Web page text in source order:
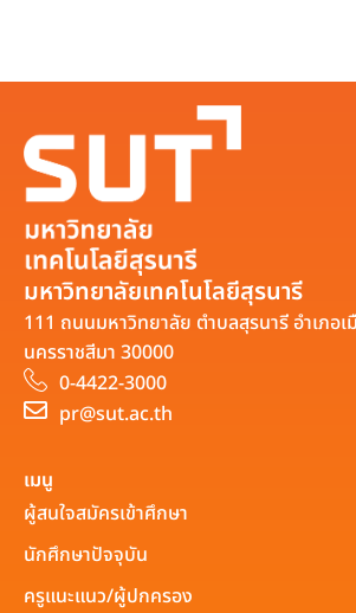
มหาวิทยาลัยเทคโนโลยีสุรนารี
111 ถนนมหาวิทยาลัย ตำบลสุรนารี อำเภอ
นครราชสีมา 30000
0-4422-3000
pr@sut.ac.th
เมนู
ผู้สนใจสมัครเข้าศึกษา
นักศึกษาปัจจุบัน
ครูแนะแนว/ผู้ปกครอง